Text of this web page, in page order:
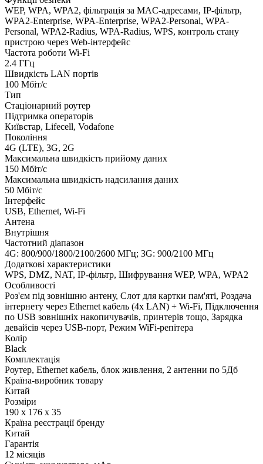
WEP, WPA, WPA2, фільтрація за MAC-адресами, IP-фільтр,
WPA2-Enterprise, WPA-Enterprise, WPA2-Personal, WPA-
Personal, WPA2-Radius, WPA-Radius, WPS, контроль стану
пристрою через Web-інтерфейс
Частота роботи Wi-Fi
2.4 ГГц
Швидкість LAN портів
100 Мбіт/с
Тип
Стаціонарний роутер
Підтримка операторів
Київстар, Lifecell, Vodafone
Покоління
4G (LTE), 3G, 2G
Максимальна швидкість прийому даних
150 Мбіт/с
Максимальна швидкість надсилання даних
50 Мбіт/с
Інтерфейс
USB, Ethernet, Wi-Fi
Антена
Внутрішня
Частотний діапазон
4G: 800/900/1800/2100/2600 МГц; 3G: 900/2100 МГц
Додаткові характеристики
WPS, DMZ, NAT, IP-фільтр, Шифрування WEP, WPA, WPA2
Особливості
Роз'єм під зовнішню антену, Слот для картки пам'яті, Роздача
інтернету через Ethernet кабель (4х LAN) + Wi-Fi, Підключення
по USB зовнішніх накопичувачів, принтерів тощо, Зарядка
девайсів через USB-порт, Режим WiFi-репітера
Колір
Black
Комплектація
Роутер, Ethernet кабель, блок живлення, 2 антенни по 5Дб
Країна-виробник товару
Китай
Розміри
190 x 176 x 35
Країна реєстрації бренду
Китай
Гарантія
12 місяців